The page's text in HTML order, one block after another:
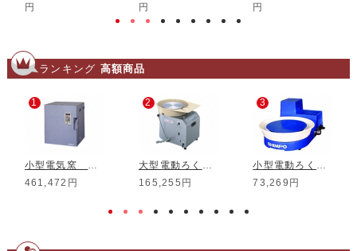
円
円
円
ランキング 高額商品
1
461,472円
2
165,255円
3
73,269円